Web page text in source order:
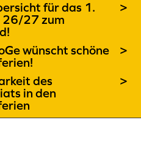
für das 1.
26/27 zum
>
wünscht schöne
>
des
in den
>